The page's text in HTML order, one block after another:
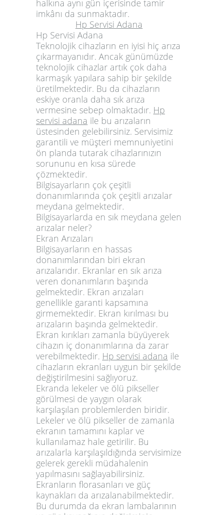
halkına aynı gün içerisinde tamir
imkânı da sunmaktadır.
Hp Servisi Adana
Hp Servisi Adana
Teknolojik cihazların en iyisi hiç arıza
çıkarmayanıdır. Ancak günümüzde
teknolojik cihazlar artık çok daha
karmaşık yapılara sahip bir şekilde
üretilmektedir. Bu da cihazların
eskiye oranla daha sık arıza
vermesine sebep olmaktadır. Hp
servisi adana ile bu arızaların
üstesinden gelebilirsiniz. Servisimiz
garantili ve müşteri memnuniyetini
ön planda tutarak cihazlarınızın
sorununu en kısa sürede
çözmektedir.
Bilgisayarların çok çeşitli
donanımlarında çok çeşitli arızalar
meydana gelmektedir.
Bilgisayarlarda en sık meydana gelen
arızalar neler?
Ekran Arızaları
Bilgisayarların en hassas
donanımlarından biri ekran
arızalarıdır. Ekranlar en sık arıza
veren donanımların başında
gelmektedir. Ekran arızaları
genellikle garanti kapsamına
girmemektedir. Ekran kırılması bu
arızaların başında gelmektedir.
Ekran kırıkları zamanla büyüyerek
cihazın iç donanımlarına da zarar
verebilmektedir. Hp servisi adana ile
cihazların ekranları uygun bir şekilde
değiştirilmesini sağlıyoruz.
Ekranda lekeler ve ölü pikseller
görülmesi de yaygın olarak
karşılaşılan problemlerden biridir.
Lekeler ve ölü pikseller de zamanla
ekranın tamamını kaplar ve
kullanılamaz hale getirilir. Bu
arızalarla karşılaşıldığında servisimize
gelerek gerekli müdahalenin
yapılmasını sağlayabilirsiniz.
Ekranların florasanları ve güç
kaynakları da arızalanabilmektedir.
Bu durumda da ekran lambalarının